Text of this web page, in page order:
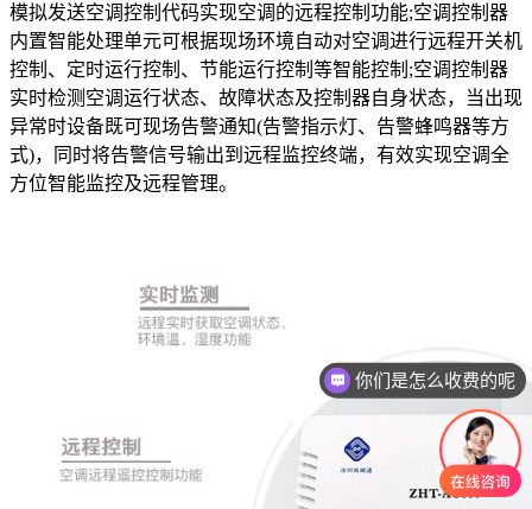
模拟发送空调控制代码实现空调的远程控制功能;空调控制器
内置智能处理单元可根据现场环境自动对空调进行远程开关机
控制、定时运行控制、节能运行控制等智能控制 ;空调控制器
实时检测空调运行状态、故障状态及控制器自身状态，当出现
异常时设备既可现场告警通知(告警指示灯、告警蜂鸣器等方
式)，同时将告警信号输出到远程监控终端，有效实现空调全
方位智能监控及远程管理。
现在有优惠活动吗